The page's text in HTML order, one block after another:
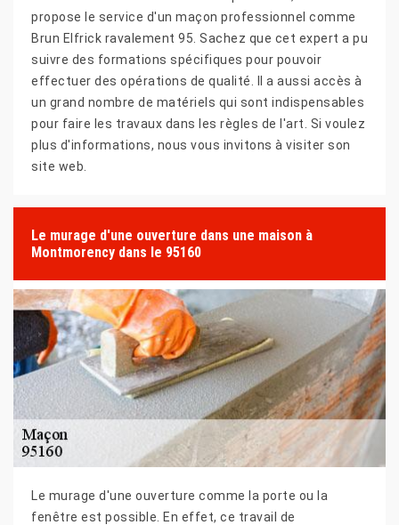
propose le service d'un maçon professionnel comme
Brun Elfrick ravalement 95. Sachez que cet expert a pu
suivre des formations spécifiques pour pouvoir
effectuer des opérations de qualité. Il a aussi accès à
un grand nombre de matériels qui sont indispensables
pour faire les travaux dans les règles de l'art. Si voulez
plus d'informations, nous vous invitons à visiter son
site web.
Le murage d'une ouverture dans une maison à
Montmorency dans le 95160
Le murage d'une ouverture comme la porte ou la
fenêtre est possible. En effet, ce travail de